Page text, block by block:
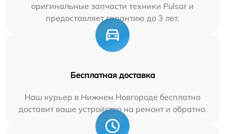
оригинальные запчасти техники Pulsar и
предоставляет гарантию до 3 лет.
Бесплатная доставка
Наш курьер в Нижнем Новгороде бесплатно
доставит ваше устройство на ремонт и обратно.